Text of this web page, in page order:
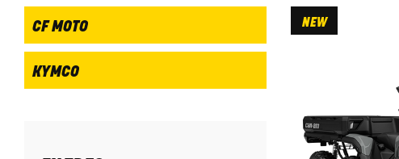
CF MOTO
KYMCO
NEW